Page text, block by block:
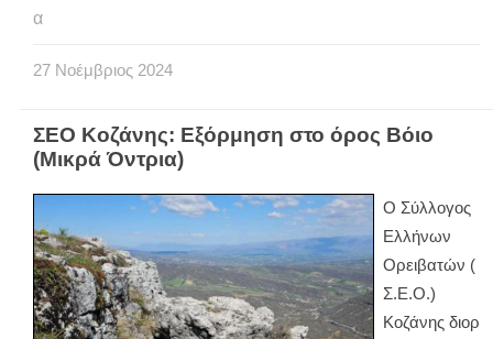
α
27 Νοέμβριος 2024
ΣΕΟ Κοζάνης: Εξόρμηση στο όρος Βόιο
(Μικρά Όντρια)
Ο Σύλλογος
Ελλήνων
Ορειβατών (
Σ.Ε.Ο.)
Κοζάνης διορ